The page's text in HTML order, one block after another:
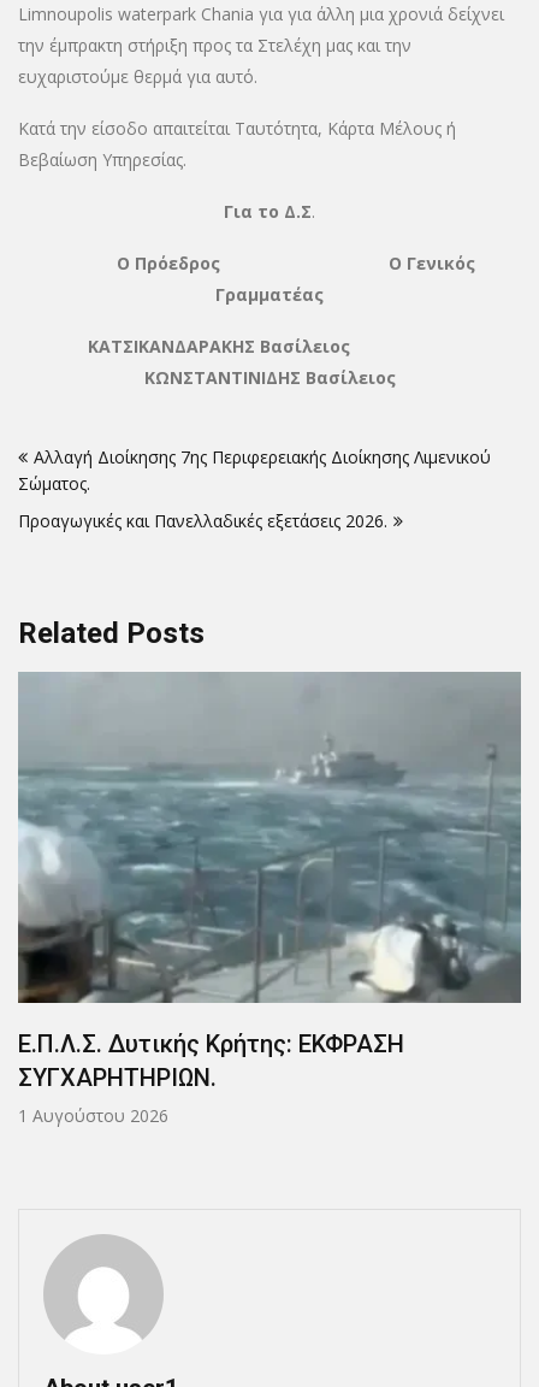
Limnoupolis waterpark Chania για για άλλη μια χρονιά δείχνει
την έμπρακτη στήριξη προς τα Στελέχη μας και την
ευχαριστούμε θερμά για αυτό.
Κατά την είσοδο απαιτείται Ταυτότητα, Κάρτα Μέλους ή
Βεβαίωση Υπηρεσίας.
Για το Δ.Σ.
Ο Πρόεδρος Ο Γενικός
Γραμματέας
ΚΑΤΣΙΚΑΝΔΑΡΑΚΗΣ Βασίλειος
ΚΩΝΣΤΑΝΤΙΝΙΔΗΣ Βασίλειος
άρθρων
Αλλαγή Διοίκησης 7ης Περιφερειακής Διοίκησης Λιμενικού
Σώματος.
Προαγωγικές και Πανελλαδικές εξετάσεις 2026.
Related Posts
Ε.Π.Λ.Σ. Δυτικής Κρήτης: ΕΚΦΡΑΣΗ
ΣΥΓΧΑΡΗΤΗΡΙΩΝ.
1 Αυγούστου 2026